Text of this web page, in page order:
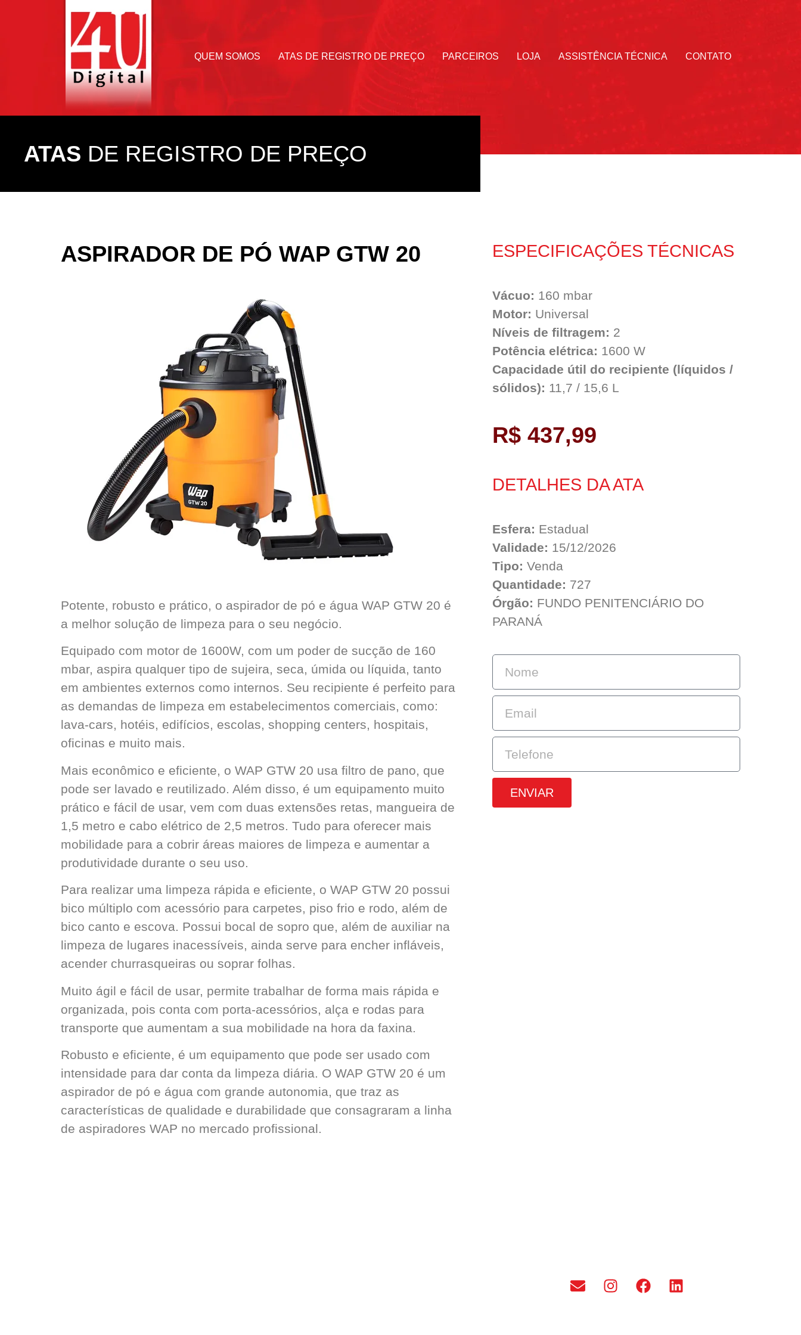
QUEM SOMOS ATAS DE REGISTRO DE PREÇO PARCEIROS LOJA ASSISTÊNCIA TÉCNICA CONTATO
ATAS DE REGISTRO DE PREÇO
ASPIRADOR DE PÓ WAP GTW 20
Potente, robusto e prático, o aspirador de pó e água WAP GTW 20 é
a melhor solução de limpeza para o seu negócio.
Equipado com motor de 1600W, com um poder de sucção de 160
mbar, aspira qualquer tipo de sujeira, seca, úmida ou líquida, tanto
em ambientes externos como internos. Seu recipiente é perfeito para
as demandas de limpeza em estabelecimentos comerciais, como:
lava-cars, hotéis, edifícios, escolas, shopping centers, hospitais,
oficinas e muito mais.
Mais econômico e eficiente, o WAP GTW 20 usa filtro de pano, que
pode ser lavado e reutilizado. Além disso, é um equipamento muito
prático e fácil de usar, vem com duas extensões retas, mangueira de
1,5 metro e cabo elétrico de 2,5 metros. Tudo para oferecer mais
mobilidade para a cobrir áreas maiores de limpeza e aumentar a
produtividade durante o seu uso.
Para realizar uma limpeza rápida e eficiente, o WAP GTW 20 possui
bico múltiplo com acessório para carpetes, piso frio e rodo, além de
bico canto e escova. Possui bocal de sopro que, além de auxiliar na
limpeza de lugares inacessíveis, ainda serve para encher infláveis,
acender churrasqueiras ou soprar folhas.
Muito ágil e fácil de usar, permite trabalhar de forma mais rápida e
organizada, pois conta com porta-acessórios, alça e rodas para
transporte que aumentam a sua mobilidade na hora da faxina.
Robusto e eficiente, é um equipamento que pode ser usado com
intensidade para dar conta da limpeza diária. O WAP GTW 20 é um
aspirador de pó e água com grande autonomia, que traz as
características de qualidade e durabilidade que consagraram a linha
de aspiradores WAP no mercado profissional.
ESPECIFICAÇÕES TÉCNICAS
Vácuo: 160 mbar
Motor: Universal
Níveis de filtragem: 2
Potência elétrica: 1600 W
Capacidade útil do recipiente (líquidos /
sólidos): 11,7 / 15,6 L
R$ 437,99
DETALHES DA ATA
Esfera: Estadual
Validade: 15/12/2026
Tipo: Venda
Quantidade: 727
Órgão: FUNDO PENITENCIÁRIO DO
PARANÁ
ENVIAR